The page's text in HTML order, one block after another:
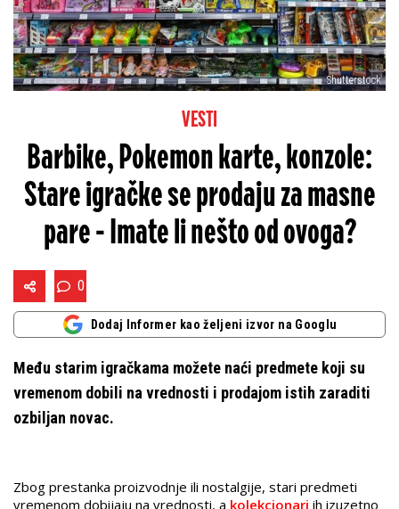
Shutterstock
VESTI
Barbike, Pokemon karte, konzole:
Stare igračke se prodaju za masne
pare - Imate li nešto od ovoga?
0
Dodaj Informer kao željeni izvor na Googlu
Među starim igračkama možete naći predmete koji su
vremenom dobili na vrednosti i prodajom istih zaraditi
ozbiljan novac.
Zbog prestanka proizvodnje ili nostalgije, stari predmeti
vremenom dobijaju na vrednosti, a kolekcionari ih izuzetno